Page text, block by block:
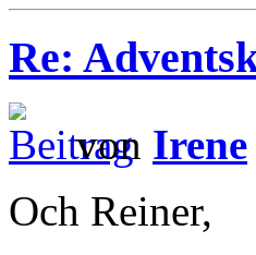
Re:
von Irene
Och Reiner,